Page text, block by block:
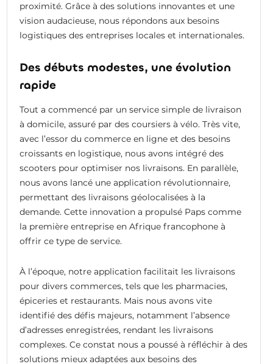
proximité. Grâce à des solutions innovantes et une
vision audacieuse, nous répondons aux besoins
logistiques des entreprises locales et internationales.
Des débuts modestes, une évolution
rapide
Tout a commencé par un service simple de livraison
à domicile, assuré par des coursiers à vélo. Très vite,
avec l’essor du commerce en ligne et des besoins
croissants en logistique, nous avons intégré des
scooters pour optimiser nos livraisons. En parallèle,
nous avons lancé une application révolutionnaire,
permettant des livraisons géolocalisées à la
demande. Cette innovation a propulsé Paps comme
la première entreprise en Afrique francophone à
offrir ce type de service.
À l’époque, notre application facilitait les livraisons
pour divers commerces, tels que les pharmacies,
épiceries et restaurants. Mais nous avons vite
identifié des défis majeurs, notamment l’absence
d’adresses enregistrées, rendant les livraisons
complexes. Ce constat nous a poussé à réfléchir à des
solutions mieux adaptées aux besoins des